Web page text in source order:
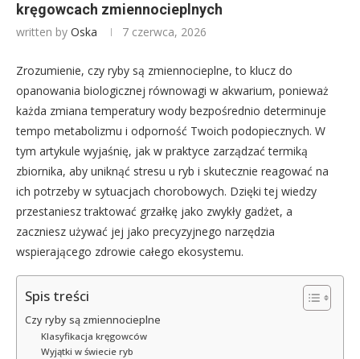
kręgowcach zmiennocieplnych
written by Oska 7 czerwca, 2026
Zrozumienie, czy ryby są zmiennocieplne, to klucz do
opanowania biologicznej równowagi w akwarium, ponieważ
każda zmiana temperatury wody bezpośrednio determinuje
tempo metabolizmu i odporność Twoich podopiecznych. W
tym artykule wyjaśnię, jak w praktyce zarządzać termiką
zbiornika, aby uniknąć stresu u ryb i skutecznie reagować na
ich potrzeby w sytuacjach chorobowych. Dzięki tej wiedzy
przestaniesz traktować grzałkę jako zwykły gadżet, a
zaczniesz używać jej jako precyzyjnego narzędzia
wspierającego zdrowie całego ekosystemu.
Spis treści
Czy ryby są zmiennocieplne
Klasyfikacja kręgowców
Wyjątki w świecie ryb